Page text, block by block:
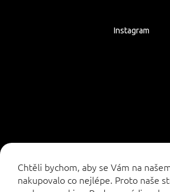
Chtěli bychom, aby se Vám na
nakupovalo co nejlépe. Proto naše
Instagram